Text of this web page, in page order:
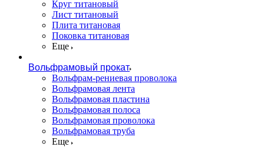
Круг титановый
Лист титановый
Плита титановая
Поковка титановая
Еще
Вольфрамовый прокат
Вольфрам-рениевая проволока
Вольфрамовая лента
Вольфрамовая пластина
Вольфрамовая полоса
Вольфрамовая проволока
Вольфрамовая труба
Еще